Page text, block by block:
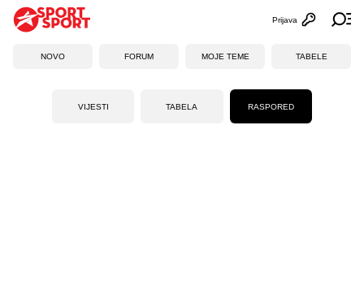
Otvori
Prijava
NOVO FORUM MOJE TEME TABELE
VIJESTI TABELA RASPORED